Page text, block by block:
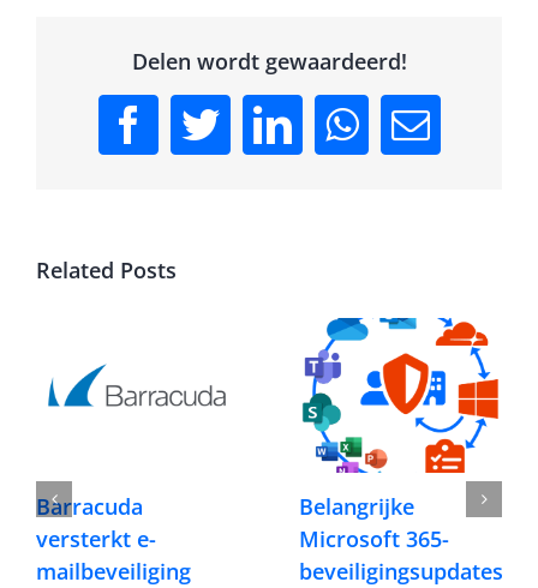
Delen wordt gewaardeerd!
Facebook
TwitterLinkedInWhatsApp
Email
Related Posts
Barracuda
versterkt e-
mailbeveiliging
Belangrijke
Microsoft 365-
beveiligingsupdates